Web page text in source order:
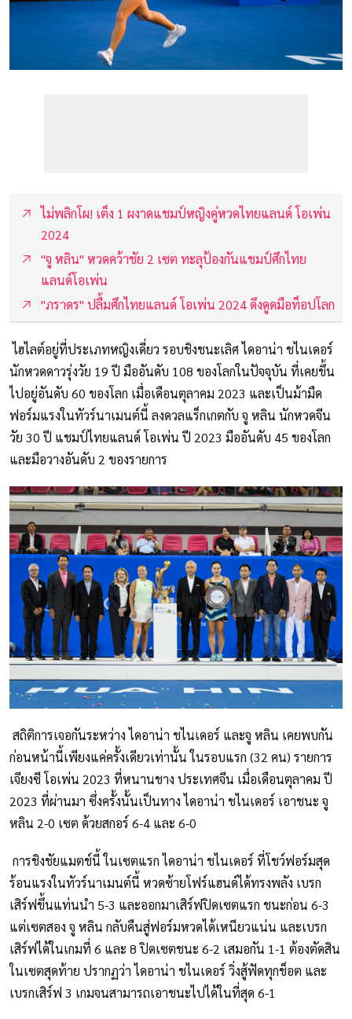
ไม่พลิกโผ! เต็ง 1 ผงาดแชมป์หญิงคู่หวดไทยแลนด์ โอเพ่น
2024
"จู หลิน" หวดคว้าชัย 2 เซต ทะลุป้องกันแชมป์ศึกไทย
แลนด์โอเพ่น
"ภราดร" ปลื้มศึกไทยแลนด์ โอเพ่น 2024 ดึงดูดมือท็อปโลก
ไฮไลต์อยู่ที่ประเภทหญิงเดี่ยว รอบชิงชนะเลิศ ไดอาน่า ชไนเดอร์
นักหวดดาวรุ่งวัย 19 ปี มืออันดับ 108 ของโลกในปัจจุบัน ที่เคยขึ้น
ไปอยู่อันดับ 60 ของโลก เมื่อเดือนตุลาคม 2023 และเป็นม้ามืด
ฟอร์มแรงในทัวร์นาเมนต์นี้ ลงดวลแร็กเกตกับ จู หลิน นักหวดจีน
วัย 30 ปี แชมป์ไทยแลนด์ โอเพ่น ปี 2023 มืออันดับ 45 ของโลก
และมือวางอันดับ 2 ของรายการ
สถิติการเจอกันระหว่าง ไดอาน่า ชไนเดอร์ และจู หลิน เคยพบกัน
ก่อนหน้านี้เพียงแค่ครั้งเดียวเท่านั้น ในรอบแรก (32 คน) รายการ
เจียงซี โอเพ่น 2023 ที่หนานชาง ประเทศจีน เมื่อเดือนตุลาคม ปี
2023 ที่ผ่านมา ซึ่งครั้งนั้นเป็นทาง ไดอาน่า ชไนเดอร์ เอาชนะ จู
หลิน 2-0 เซต ด้วยสกอร์ 6-4 และ 6-0
การชิงชัยแมตช์นี้ ในเซตแรก ไดอาน่า ชไนเดอร์ ที่โชว์ฟอร์มสุด
ร้อนแรงในทัวร์นาเมนต์นี้ หวดซ้ายโฟร์แฮนด์ได้ทรงพลัง เบรก
เสิร์ฟขึ้นแท่นนำ 5-3 และออกมาเสิร์ฟปิดเซตแรก ชนะก่อน 6-3
แต่เซตสอง จู หลิน กลับคืนสู่ฟอร์มหวดได้เหนียวแน่น และเบรก
เสิร์ฟได้ในเกมที่ 6 และ 8 ปิดเซตชนะ 6-2 เสมอกัน 1-1 ต้องตัดสิน
ในเซตสุดท้าย ปรากฏว่า ไดอาน่า ชไนเดอร์ วิ่งสู้ฟัดทุกช็อต และ
เบรกเสิร์ฟ 3 เกมจนสามารถเอาชนะไปได้ในที่สุด 6-1